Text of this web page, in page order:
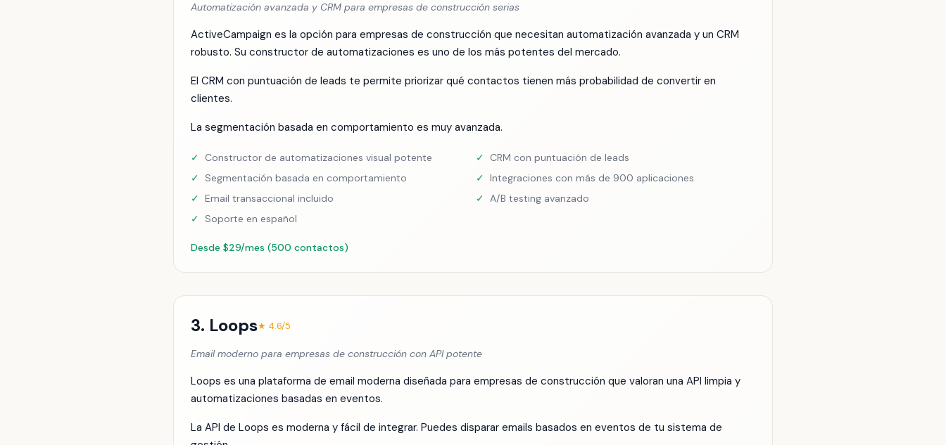
Automatización avanzada y CRM para empresas de construcción serias
ActiveCampaign es la opción para empresas de construcción que necesitan automatización avanzada y un CRM
robusto. Su constructor de automatizaciones es uno de los más potentes del mercado.
El CRM con puntuación de leads te permite priorizar qué contactos tienen más probabilidad de convertir en
clientes.
La segmentación basada en comportamiento es muy avanzada.
✓ Constructor de automatizaciones visual potente ✓
CRM con puntuación de leads
✓
Segmentación basada en comportamiento ✓ Integraciones con más de 900 aplicaciones
✓ Email transaccional incluido ✓ A/B testing avanzado
✓
Soporte en español
Desde $29/mes (500 contactos)
3. Loops★ 4.6/5
Email moderno para empresas de construcción con API potente
Loops es una plataforma de email moderna diseñada para empresas de construcción que valoran una API limpia y
automatizaciones basadas en eventos.
La API de Loops es moderna y fácil de integrar. Puedes disparar emails basados en eventos de tu sistema de